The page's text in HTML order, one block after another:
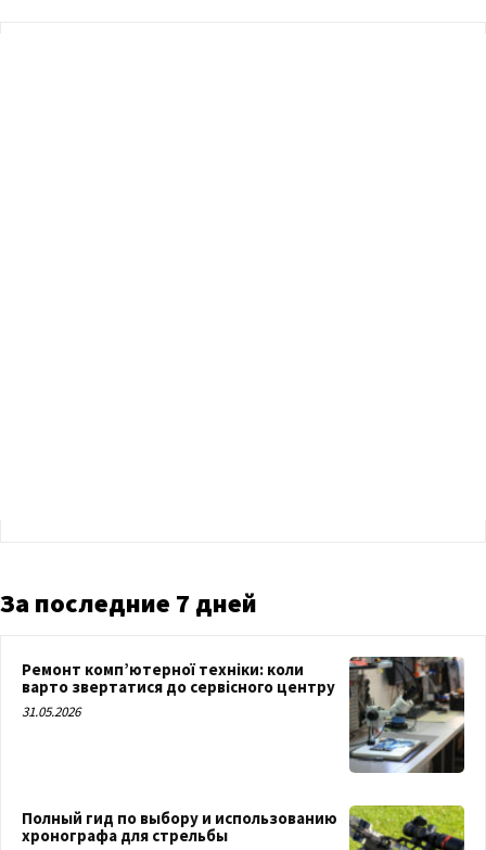
За последние 7 дней
Ремонт комп’ютерної техніки: коли
варто звертатися до сервісного центру
31.05.2026
Полный гид по выбору и использованию
хронографа для стрельбы